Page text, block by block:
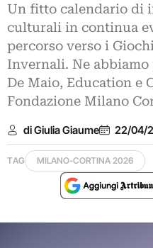
Un fitto calendario di
culturali in continua
percorso verso i
Invernali. Ne
De Maio, Education e
Fondazione Milano
di Giulia Giaume 22/04/
TAG MILANO-CORTINA 2026